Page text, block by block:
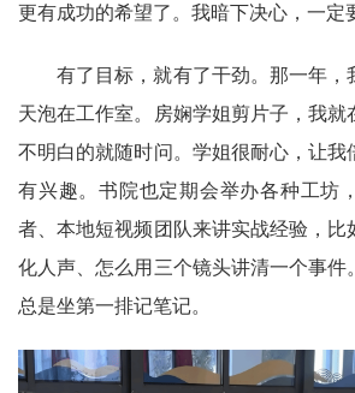
更有成功的希望了。我暗下决心，一定
有了目标，就有了干劲。那一年，
天泡在工作室。房娴学姐剪片子，我就
不明白的就随时问。学姐很耐心，让我
有兴趣。书院也定期会举办各种工坊
者、本地短视频团队来讲实战经验，比
化人声、怎么用三个镜头讲清一个事件
总是坐第一排记笔记。